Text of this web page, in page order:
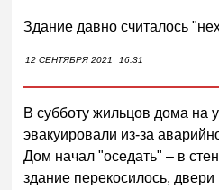
Здание давно считалось
12 СЕНТЯБРЯ 2021 16:31
В субботу жильцов дома на
эвакуировали из-за
Дом начал "оседать" – в
здание перекосилось, двери